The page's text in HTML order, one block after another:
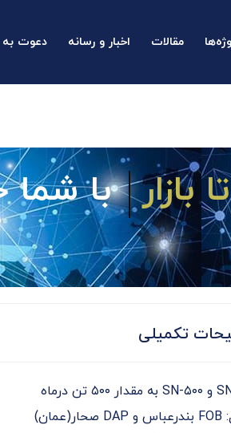
مقالات اخبار و رسانه دعوت به
تا بازار با شما
تکمیلی
SN-۳۵۰ و SN-۵۰۰ به مقدار ۵۰۰ تن درماه
تحویل: FOB بندرعباس و DAP صحار(عمان)